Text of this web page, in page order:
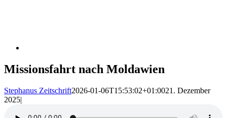
Missionsfahrt nach Moldawien
Stephanus Zeitschrift2026-01-06T15:53:02+01:0021. Dezember
2025|